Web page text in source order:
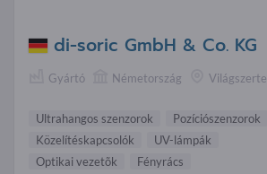
di-soric GmbH & Co. KG
Gyártó Németország Világszerte
Ultrahangos szenzorok
Pozíciószenzorok
Közelítéskapcsolók
UV-lámpák
Optikai vezetõk
Fényrács